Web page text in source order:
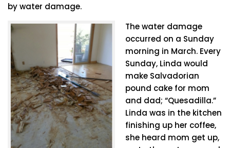
by water damage.
The water damage
occurred on a Sunday
morning in March. Every
Sunday, Linda would
make Salvadorian
pound cake for mom
and dad; “Quesadilla.”
Linda was in the kitchen
finishing up her coffee,
she heard mom get up,